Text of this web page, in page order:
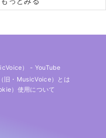
） - YouTube
旧・MusicVoice）とは
）使用について